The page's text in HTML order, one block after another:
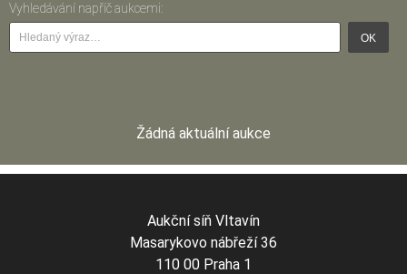
Vyhledávání napříč aukcemi:
OK
Žádná aktuální aukce
Aukční síň Vltavín
Masarykovo nábřeží 36
110 00 Praha 1